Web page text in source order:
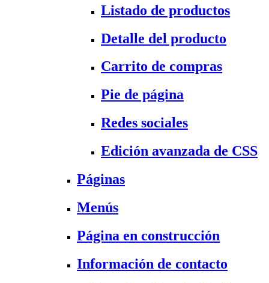
Listado de productos
Detalle del producto
Carrito de compras
Pie de página
Redes sociales
Edición avanzada de CSS
Páginas
Menús
Página en construcción
Información de contacto